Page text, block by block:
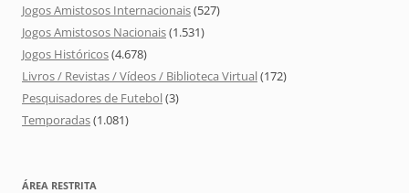
Jogos Amistosos Internacionais(527)
Jogos Amistosos Nacionais(1.531)
Jogos Históricos(4.678)
Livros / Revistas / Vídeos / Biblioteca Virtual(172)
Pesquisadores de Futebol(3)
Temporadas(1.081)
ÁREA RESTRITA